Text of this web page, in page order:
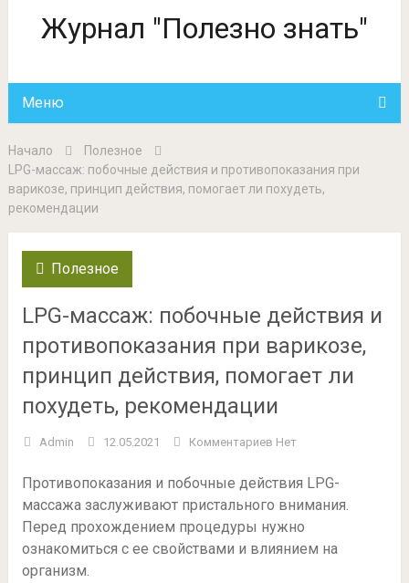
Журнал "Полезно знать"
Меню
Начало
Полезное
LPG-массаж: побочные действия и противопоказания при
варикозе, принцип действия, помогает ли похудеть,
рекомендации
Полезное
LPG-массаж: побочные действия и
противопоказания при варикозе,
принцип действия, помогает ли
похудеть, рекомендации
Admin 12.05.2021 Комментариев Нет
Противопоказания и побочные действия LPG-
массажа заслуживают пристального внимания.
Перед прохождением процедуры нужно
ознакомиться с ее свойствами и влиянием на
организм.